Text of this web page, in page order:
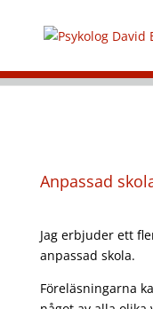
Anpassad
Jag erbjuder ett
anpassad skola.
Föreläsningarna